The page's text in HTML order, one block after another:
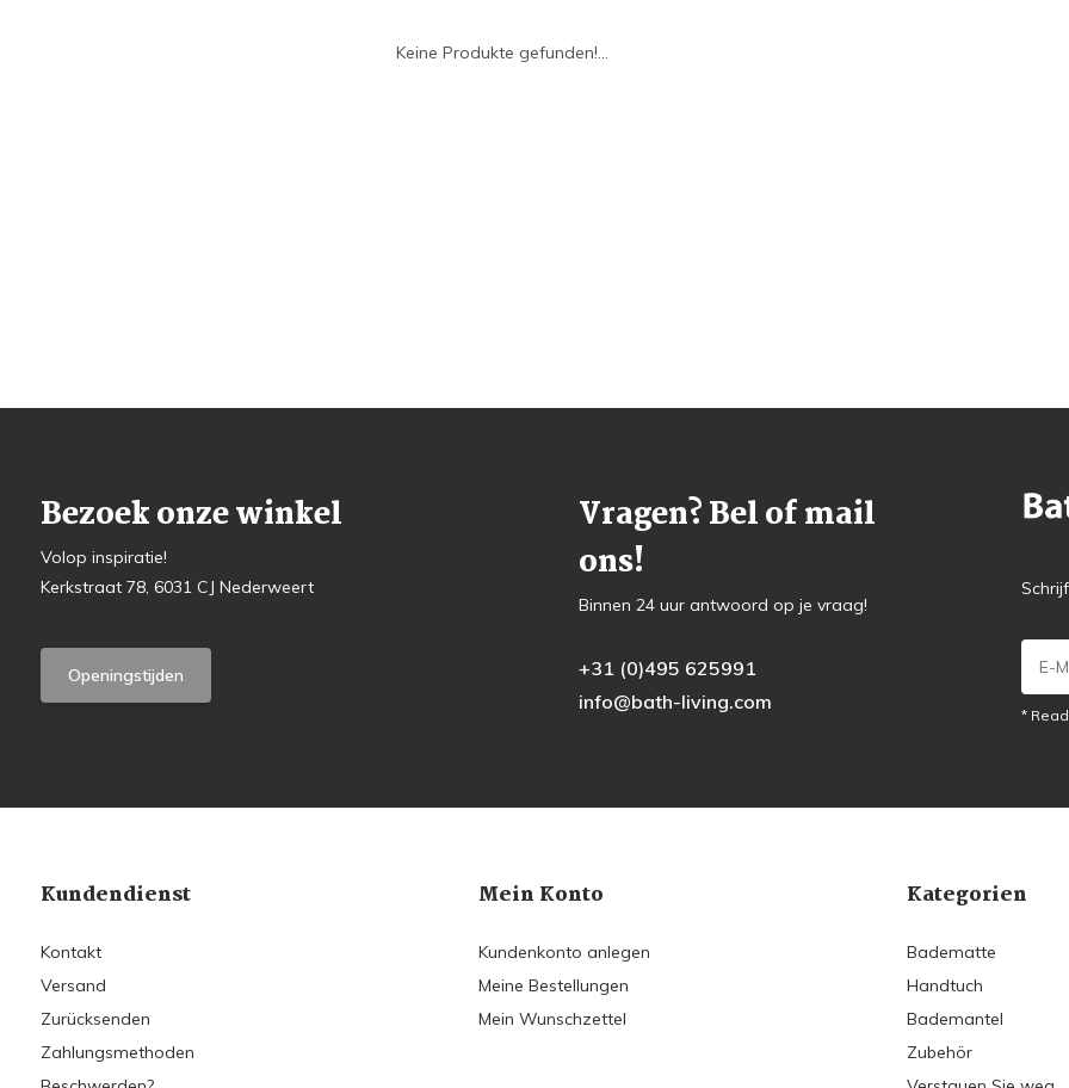
Keine Produkte gefunden!...
Bezoek onze winkel
Volop inspiratie!
Kerkstraat 78, 6031 CJ Nederweert
Openingstijden
Vragen? Bel of mail
ons!
Binnen 24 uur antwoord op je vraag!
+31 (0)495 625991
info@bath-living.com
*
Kundendienst
Kontakt
Versand
Zurücksenden
Zahlungsmethoden
Mein Konto
Kundenkonto anlegen
Meine Bestellungen
Mein Wunschzettel
Kategorien
Badematte
Handtuch
Bademantel
Zubehör